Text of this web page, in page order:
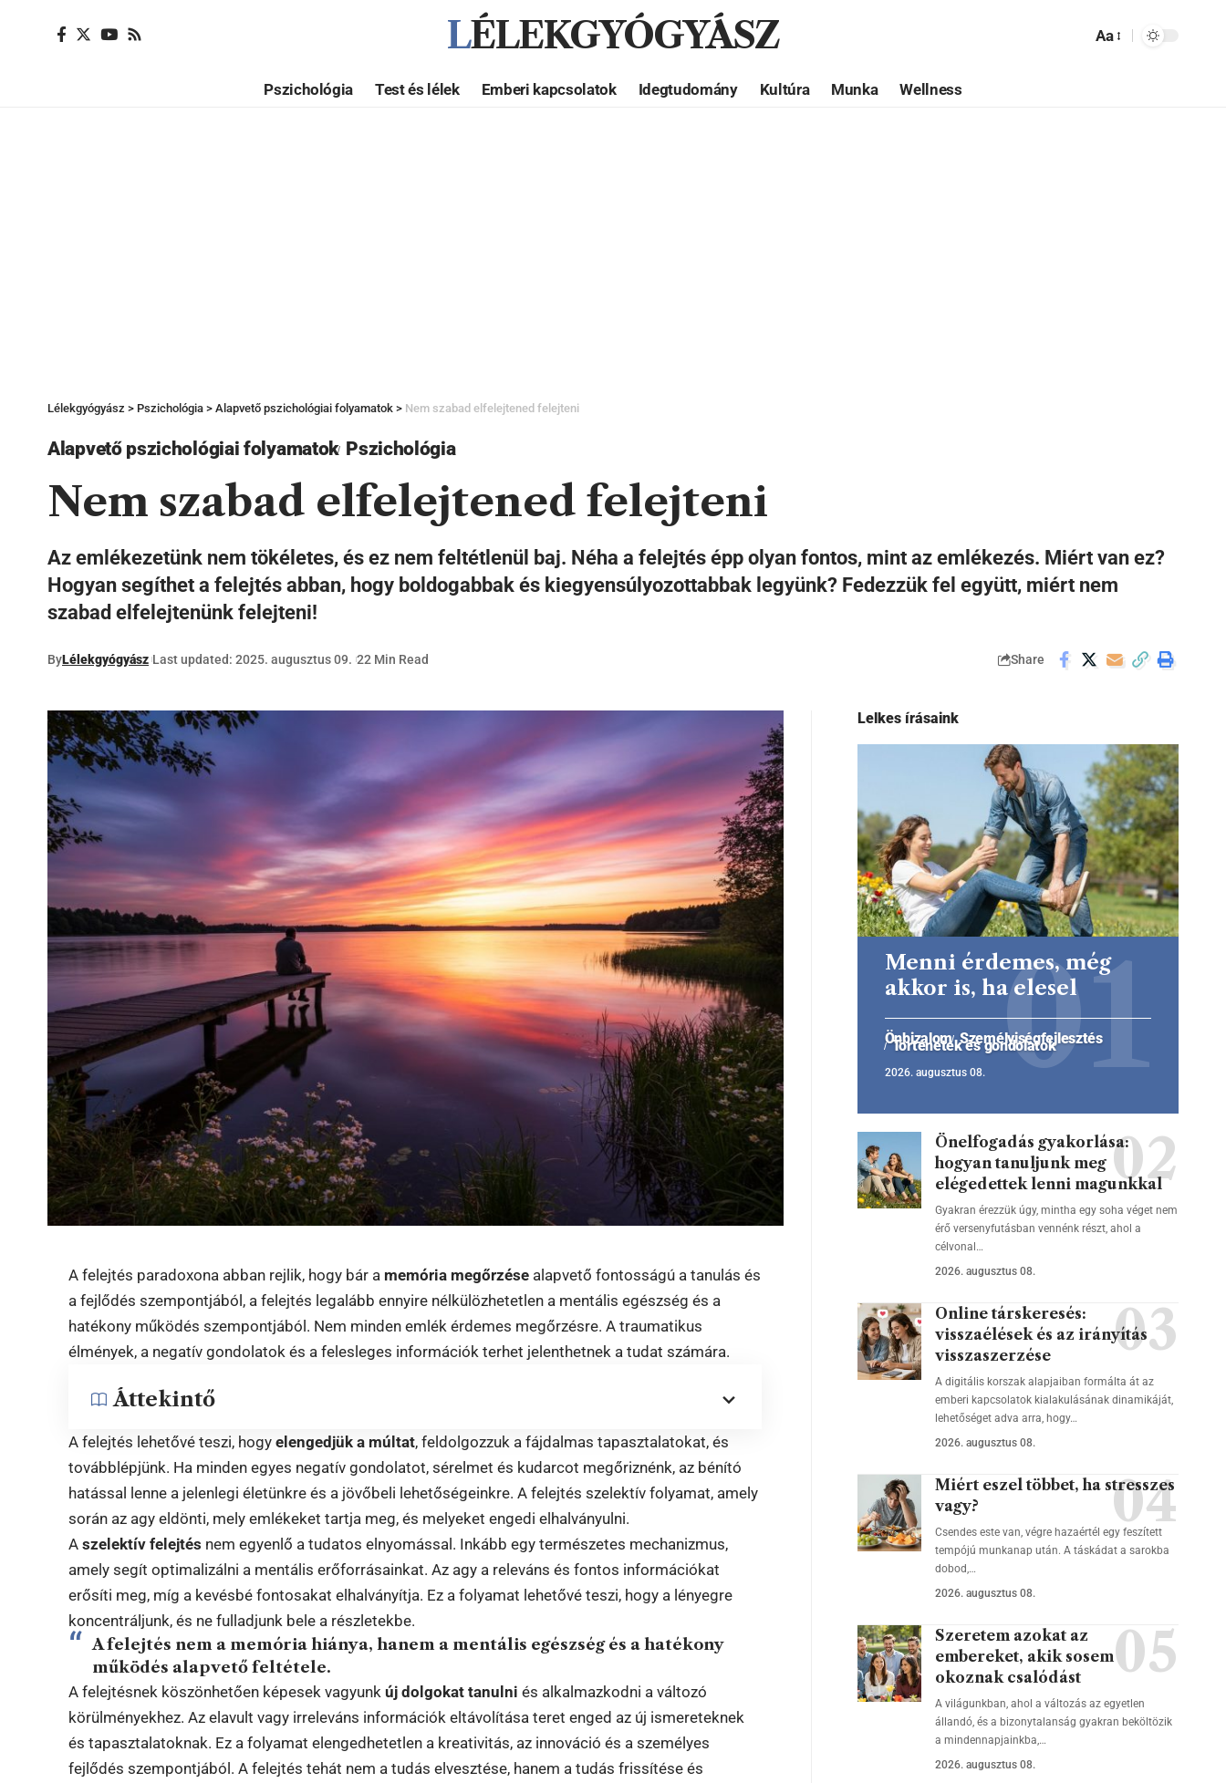
LÉLEKGYÓGYÁSZ Aa
Pszichológia Test és lélek Emberi kapcsolatok Idegtudomány Kultúra Munka Wellness
Lélekgyógyász > Pszichológia > Alapvető pszichológiai folyamatok > Nem szabad elfelejtened felejteni
Alapvető pszichológiai folyamatok Pszichológia
Nem szabad elfelejtened felejteni
Az emlékezetünk nem tökéletes, és ez nem feltétlenül baj. Néha a felejtés épp olyan fontos, mint az emlékezés. Miért van ez?
Hogyan segíthet a felejtés abban, hogy boldogabbak és kiegyensúlyozottabbak legyünk? Fedezzük fel együtt, miért nem
szabad elfelejtenünk felejteni!
ByLélekgyógyász Last updated: 2025. augusztus 09. 22 Min Read Share
A felejtés paradoxona abban rejlik, hogy bár a memória megőrzése alapvető fontosságú a tanulás és
a fejlődés szempontjából, a felejtés legalább ennyire nélkülözhetetlen a mentális egészség és a
hatékony működés szempontjából. Nem minden emlék érdemes megőrzésre. A traumatikus
élmények, a negatív gondolatok és a felesleges információk terhet jelenthetnek a tudat számára.
Áttekintő
A felejtés lehetővé teszi, hogyelengedjük a múltat, feldolgozzuk a fájdalmas tapasztalatokat, és
továbblépjünk. Ha minden egyes negatív gondolatot, sérelmet és kudarcot megőriznénk, az bénító
hatással lenne a jelenlegi életünkre és a jövőbeli lehetőségeinkre. A felejtés szelektív folyamat, amely
során az agy eldönti, mely emlékeket tartja meg, és melyeket engedi elhalványulni.
Aszelektív felejtés nem egyenlő a tudatos elnyomással. Inkább egy természetes mechanizmus,
amely segít optimalizálni a mentális erőforrásainkat. Az agy a releváns és fontos információkat
erősíti meg, míg a kevésbé fontosakat elhalványítja. Ez a folyamat lehetővé teszi, hogy a lényegre
koncentráljunk, és ne fulladjunk bele a részletekbe.
A felejtés nem a memória hiánya, hanem a mentális egészség és a hatékony
működés alapvető feltétele.
A felejtésnek köszönhetően képesek vagyunkúj dolgokat tanulni és alkalmazkodni a változó
körülményekhez. Az elavult vagy irreleváns információk eltávolítása teret enged az új ismereteknek
és tapasztalatoknak. Ez a folyamat elengedhetetlen a kreativitás, az innováció és a személyes
fejlődés szempontjából. A felejtés tehát nem a tudás elvesztése, hanem a tudás frissítése és
Lelkes írásaink
Menni érdemes, még
akkor is, ha elesel
Önbizalom Személyiségfejlesztés
Történetek és gondolatok
2026. augusztus 08.
Önelfogadás gyakorlása:
hogyan tanuljunk meg
elégedettek lenni magunkkal
Gyakran érezzük úgy, mintha egy soha véget nem
érő versenyfutásban vennénk részt, ahol a
célvonal…
2026. augusztus 08.
Online társkeresés:
visszaélések és az irányítás
visszaszerzése
A digitális korszak alapjaiban formálta át az
emberi kapcsolatok kialakulásának dinamikáját,
lehetőséget adva arra, hogy…
2026. augusztus 08.
Miért eszel többet, ha stresszes
vagy?
Csendes este van, végre hazaértél egy feszített
tempójú munkanap után. A táskádat a sarokba
dobod,…
2026. augusztus 08.
Szeretem azokat az
embereket, akik sosem
okoznak csalódást
A világunkban, ahol a változás az egyetlen
állandó, és a bizonytalanság gyakran beköltözik
a mindennapjainkba,…
2026. augusztus 08.